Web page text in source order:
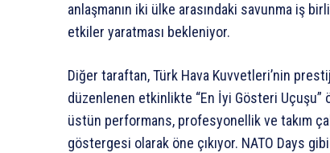
anlaşmanın iki ülke arasındaki savunma iş
etkiler yaratması bekleniyor.
Diğer taraftan, Türk Hava Kuvvetleri’nin
düzenlenen etkinlikte “En İyi Gösteri Uçuşu”
üstün performans, profesyonellik ve takım
göstergesi olarak öne çıkıyor. NATO Days